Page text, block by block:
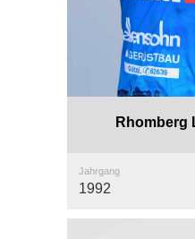
Rhomberg
Jahrgang
1992